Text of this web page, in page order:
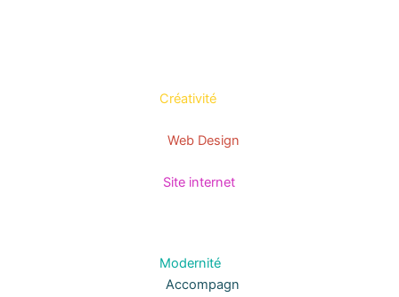
Créativité
Web Design
Site internet
Modernité
Accompagn